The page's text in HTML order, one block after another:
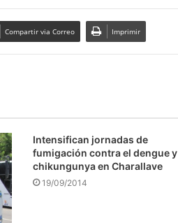
Compartir via Correo Imprimir
Intensifican jornadas de
fumigación contra el dengue y
chikungunya en Charallave
19/09/2014